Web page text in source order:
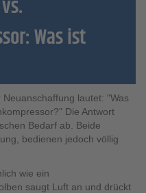
Was ist
lautet: "Was
Die Antwort
Bedarf ab. Beide
bedienen jedoch völlig
wie ein
saugt Luft an und drückt